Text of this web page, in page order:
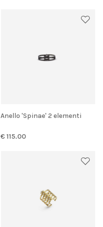
Anello 'Spinae' 2 elementi
€ 115.00